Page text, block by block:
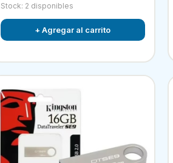
Stock: 2 disponibles
+ Agregar al carrito